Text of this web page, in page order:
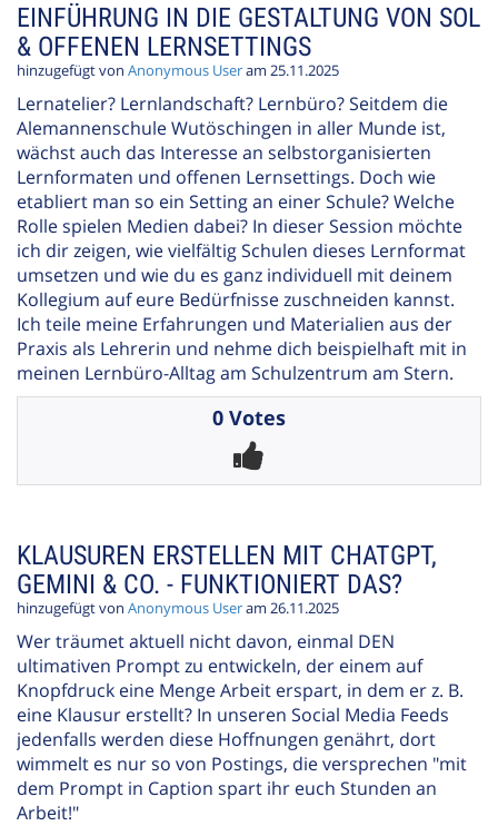
EINFÜHRUNG IN DIE GESTALTUNG VON SOL
& OFFENEN LERNSETTINGS
hinzugefügt von Anonymous Useram 25.11.2025
Lernatelier? Lernlandschaft? Lernbüro? Seitdem die
Alemannenschule Wutöschingen in aller Munde ist,
wächst auch das Interesse an selbstorganisierten
Lernformaten und offenen Lernsettings. Doch wie
etabliert man so ein Setting an einer Schule? Welche
Rolle spielen Medien dabei? In dieser Session möchte
ich dir zeigen, wie vielfältig Schulen dieses Lernformat
umsetzen und wie du es ganz individuell mit deinem
Kollegium auf eure Bedürfnisse zuschneiden kannst.
Ich teile meine Erfahrungen und Materialien aus der
Praxis als Lehrerin und nehme dich beispielhaft mit in
meinen Lernbüro-Alltag am Schulzentrum am Stern.
0 Votes
KLAUSUREN ERSTELLEN MIT CHATGPT,
GEMINI & CO. - FUNKTIONIERT DAS?
hinzugefügt von Anonymous Useram 26.11.2025
Wer träumet aktuell nicht davon, einmal DEN
ultimativen Prompt zu entwickeln, der einem auf
Knopfdruck eine Menge Arbeit erspart, in dem er z. B.
eine Klausur erstellt? In unseren Social Media Feeds
jedenfalls werden diese Hoffnungen genährt, dort
wimmelt es nur so von Postings, die versprechen "mit
dem Prompt in Caption spart ihr euch Stunden an
Arbeit!"